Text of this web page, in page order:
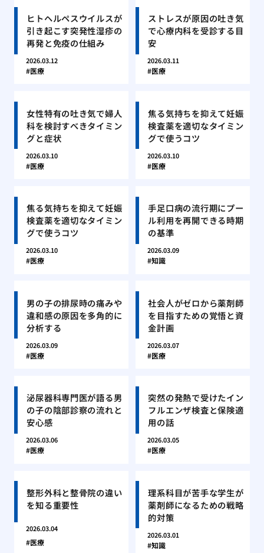
ヒトヘルペスウイルスが
引き起こす突発性湿疹の
再発と免疫の仕組み
2026.03.12
医療
ストレスが原因の吐き気
で心療内科を受診する目
安
2026.03.11
医療
女性特有の吐き気で婦人
科を検討すべきタイミン
グと症状
2026.03.10
医療
焦る気持ちを抑えて妊娠
検査薬を適切なタイミン
グで使うコツ
2026.03.10
医療
焦る気持ちを抑えて妊娠
検査薬を適切なタイミン
グで使うコツ
2026.03.10
医療
手足口病の流行期にプー
ル利用を再開できる時期
の基準
2026.03.09
知識
男の子の排尿時の痛みや
違和感の原因を多角的に
分析する
2026.03.09
医療
社会人がゼロから薬剤師
を目指すための覚悟と資
金計画
2026.03.07
医療
泌尿器科専門医が語る男
の子の陰部診察の流れと
安心感
2026.03.06
医療
突然の発熱で受けたイン
フルエンザ検査と保険適
用の話
2026.03.05
医療
整形外科と整骨院の違い
を知る重要性
2026.03.04
医療
理系科目が苦手な学生が
薬剤師になるための戦略
的対策
2026.03.01
知識